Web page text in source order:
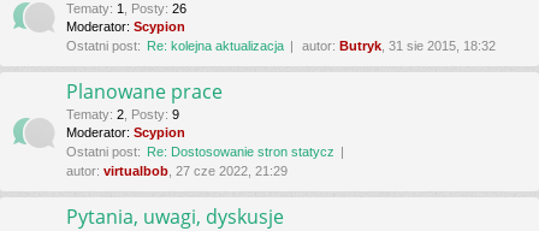
Tematy: 1 Posty: 26
Moderator: Scypion
Ostatni post: Re: kolejna aktualizacja autor: Butryk , 31 sie 2015, 18:32
Planowane prace
Tematy: 2 Posty: 9
Moderator: Scypion
Ostatni post: Re: Dostosowanie stron statycz
autor: virtualbob , 27 cze 2022, 21:29
Pytania, uwagi, dyskusje